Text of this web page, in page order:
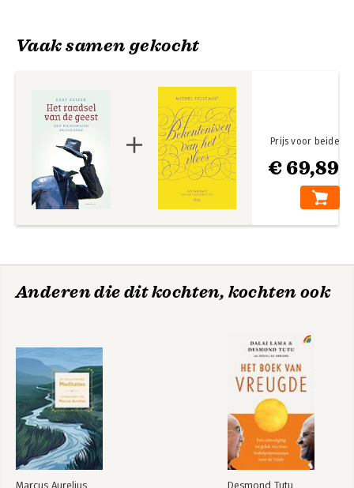
Vaak samen gekocht
€ 69,89
Prijs voor beide
Anderen die dit kochten, kochten ook
Marcus Aurelius Desmond Tutu